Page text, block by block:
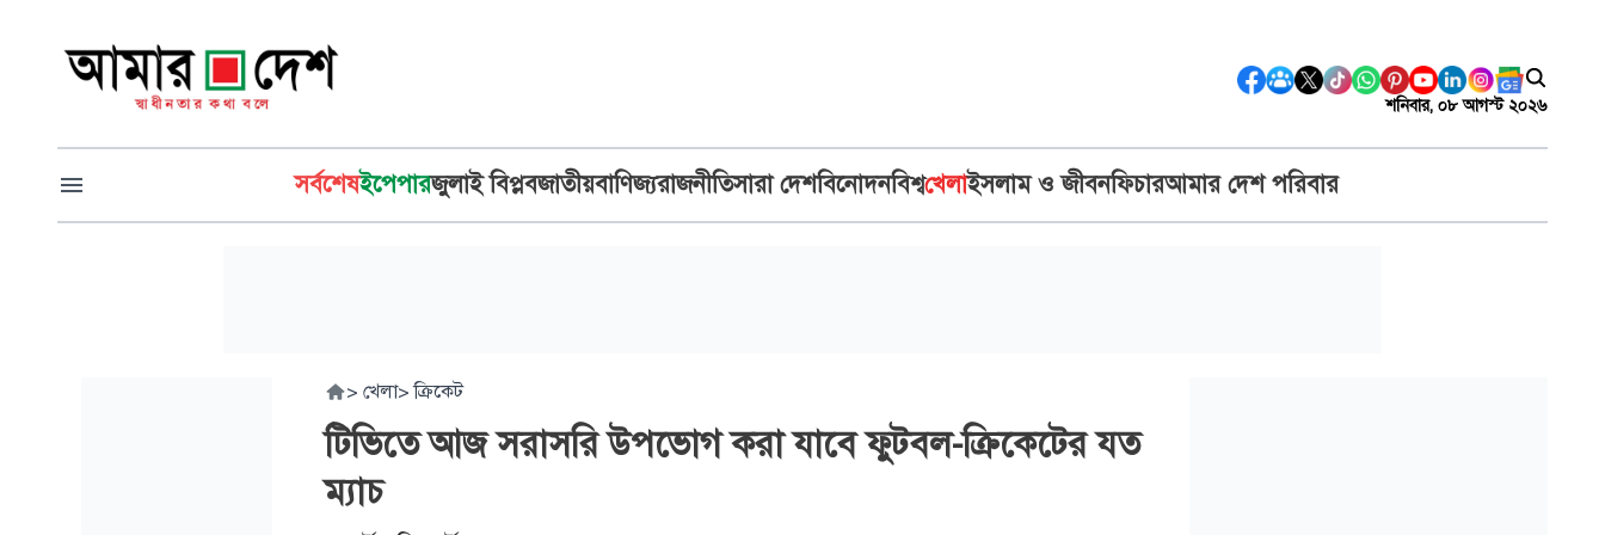
শনিবার, ০৮ আগস্ট ২০২৬
সর্বশেষইপেপারজুলাই বিপ্লবজাতীয়বাণিজ্যরাজনীতিসারা দেশবিনোদনবিশ্বখেলাইসলাম ও জীবনফিচারআমার দেশ পরিবার
> খেলা> ক্রিকেট
টিভিতে আজ সরাসরি উপভোগ করা যাবে ফুটবল-ক্রিকেটের যত
ম্যাচ